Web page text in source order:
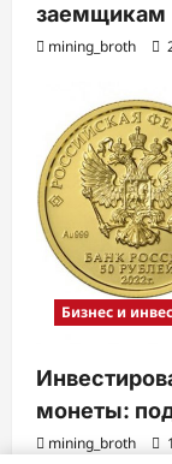
заемщикам
mining_broth
Бизнес и
монеты:
mining_broth